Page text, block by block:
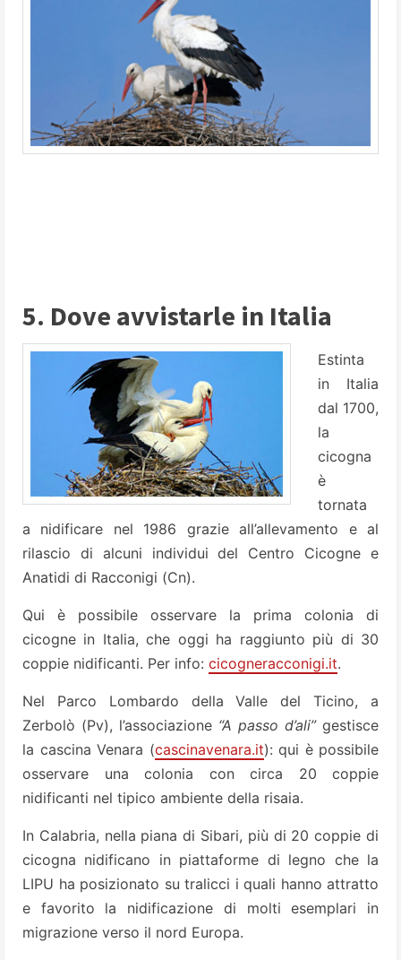
5. Dove avvistarle in Italia
Estinta
in Italia
dal 1700,
la
cicogna
è
tornata
a nidificare nel 1986 grazie all’allevamento e al
rilascio di alcuni individui del Centro Cicogne e
Anatidi di Racconigi (Cn).
Qui è possibile osservare la prima colonia di
cicogne in Italia, che oggi ha raggiunto più di 30
coppie nidificanti. Per info: cicogneracconigi.it.
Nel Parco Lombardo della Valle del Ticino, a
Zerbolò (Pv), l’associazione “A passo d’ali”gestisce
la cascina Venara (cascinavenara.it): qui è possibile
osservare una colonia con circa 20 coppie
nidificanti nel tipico ambiente della risaia.
In Calabria, nella piana di Sibari, più di 20 coppie di
cicogna nidificano in piattaforme di legno che la
LIPU ha posizionato su tralicci i quali hanno attratto
e favorito la nidificazione di molti esemplari in
migrazione verso il nord Europa.